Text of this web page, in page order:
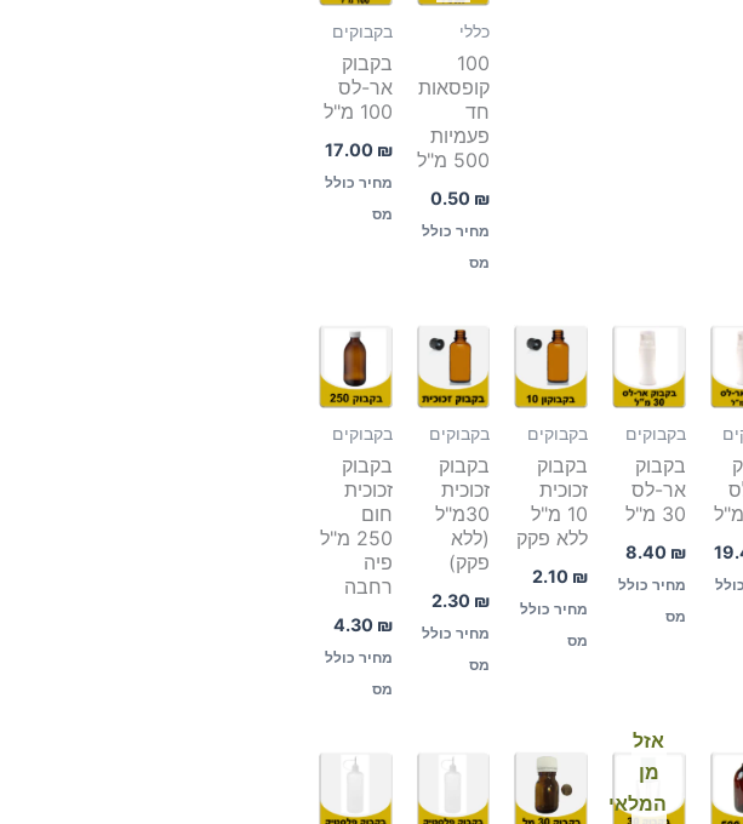
כללי
100
קופסאות
חד
פעמיות
500 מ"ל
0.50 ₪
מחיר כולל
מס
בקבוקים
בקבוק
אר-לס
100 מ"ל
17.00 ₪
מחיר כולל
מס
בקבוקים
בקבוק
אר-לס
30 מ"ל
8.40 ₪
מחיר כולל
מס
בקבוקים
בקבוק
זכוכית
10 מ"ל
ללא פקק
2.10 ₪
מחיר כולל
מס
בקבוקים
בקבוק
זכוכית
30מ"ל
(ללא
פקק)
2.30 ₪
מחיר כולל
מס
בקבוקים
בקבוק
זכוכית
חום
250 מ"ל
פיה
רחבה
4.30 ₪
מחיר כולל
מס
אזל
מן
המלאי